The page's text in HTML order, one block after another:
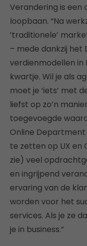
Verandering is een
loopbaan. “Na
’traditionele’
– mede dankzij het
verdienmodellen in
kwartje. Wil je als
moet je ‘iets’ met
liefst op zo’n
toegevoegde
Online Department
te zetten op UX en
zie) veel
en ingrijpend
ervaring van de
worden voor het
services. Als je ze
je in business.”